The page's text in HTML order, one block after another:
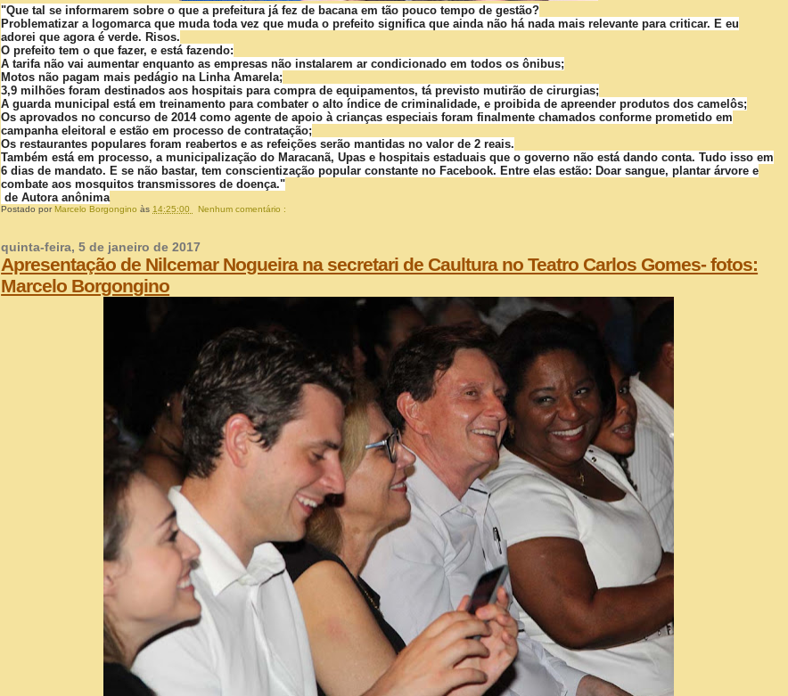
"Que tal se informarem sobre o que a prefeitura já fez de bacana em tão pouco tempo de gestão?
Problematizar a logomarca que muda toda vez que muda o prefeito significa que ainda não há nada mais relevante para criticar. E eu
adorei que agora é verde. Risos.
O prefeito tem o que fazer, e está fazendo:
A tarifa não vai aumentar enquanto as empresas não instalarem ar condicionado em todos os ônibus;
Motos não pagam mais pedágio na Linha Amarela;
3,9 milhões foram destinados aos hospitais para compra de equipamentos, tá previsto mutirão de cirurgias;
A guarda municipal está em treinamento para combater o alto índice de criminalidade, e proibida de apreender produtos dos camelôs;
Os aprovados no concurso de 2014 como agente de apoio à crianças especiais foram finalmente chamados conforme prometido em
campanha eleitoral e estão em processo de contratação;
Os restaurantes populares foram reabertos e as refeições serão mantidas no valor de 2 reais.
Também está em processo, a municipalização do Maracanã, Upas e hospitais estaduais que o governo não está dando conta. Tudo isso em
6 dias de mandato. E se não bastar, tem conscientização popular constante no Facebook. Entre elas estão: Doar sangue, plantar árvore e
combate aos mosquitos transmissores de doença."
de Autora anônima
Postado porMarcelo Borgonginoàs 14:25:00 Nenhum comentário :
quinta-feira, 5 de janeiro de 2017
Apresentação de Nilcemar Nogueira na secretari de Caultura no Teatro Carlos Gomes- fotos:
Marcelo Borgongino